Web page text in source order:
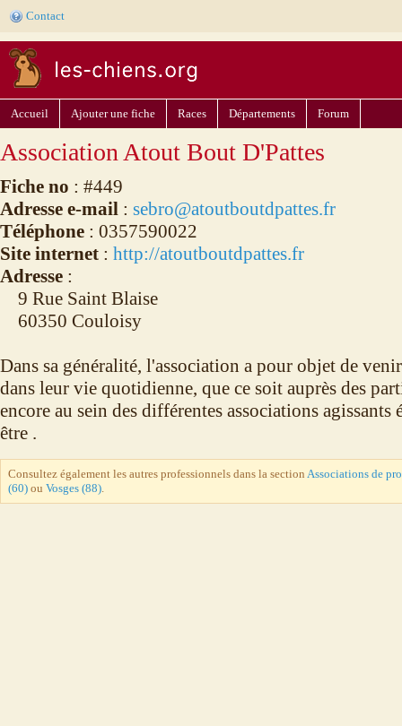
Contact
Accueil Ajouter une fiche Races Départements Forum
Association Atout Bout D'Pattes
Fiche no : #449
Adresse e-mail : sebro@atoutboutdpattes.fr
Téléphone : 0357590022
Site internet : http://atoutboutdpattes.fr
Adresse :
9 Rue Saint Blaise
60350 Couloisy
Dans sa généralité, l'association a pour objet de
dans leur vie quotidienne, que ce soit auprès des
encore au sein des différentes associations
être .
Consultez également les autres professionnels dans la section Associations de
(60) ou Vosges (88).